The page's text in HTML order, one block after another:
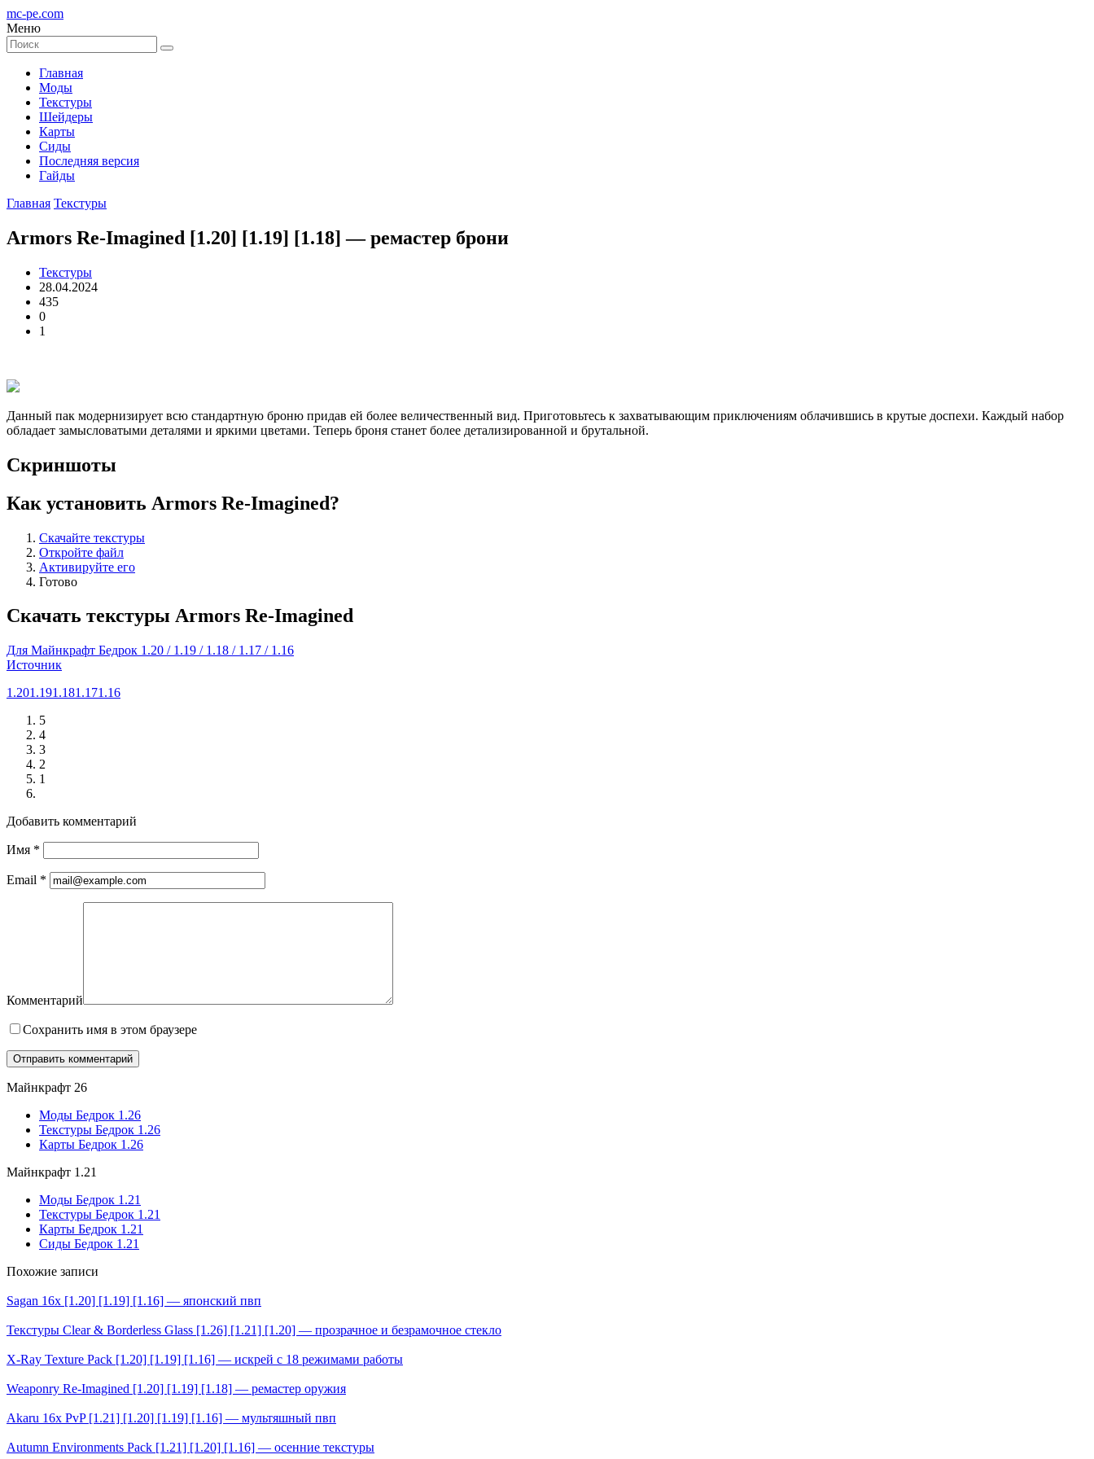
mc-pe.com
Меню
Главная
Моды
Текстуры
Шейдеры
Карты
Сиды
Последняя версия
Гайды
Главная Текстуры
Armors Re-Imagined [1.20] [1.19] [1.18] — ремастер брони
Текстуры
28.04.2024
435
0
1
Данный пак модернизирует всю стандартную броню придав ей более величественный вид. Приготовьтесь к захватывающим приключениям облачившись в крутые доспехи. Каждый набор
обладает замысловатыми деталями и яркими цветами. Теперь броня станет более детализированной и брутальной.
Скриншоты
Как установить Armors Re-Imagined?
Скачайте текстуры
Откройте файл
Активируйте его
Готово
Скачать текстуры Armors Re-Imagined
Для Майнкрафт Бедрок 1.20 / 1.19 / 1.18 / 1.17 / 1.16
Источник
1.201.191.181.171.16
5
4
3
2
1
Добавить комментарий
Имя *
Email *
Комментарий
Сохранить имя в этом браузере
Майнкрафт 26
Моды Бедрок 1.26
Текстуры Бедрок 1.26
Карты Бедрок 1.26
Майнкрафт 1.21
Моды Бедрок 1.21
Текстуры Бедрок 1.21
Карты Бедрок 1.21
Сиды Бедрок 1.21
Похожие записи
Sagan 16x [1.20] [1.19] [1.16] — японский пвп
Текстуры Clear & Borderless Glass [1.26] [1.21] [1.20] — прозрачное и безрамочное стекло
X-Ray Texture Pack [1.20] [1.19] [1.16] — искрей с 18 режимами работы
Weaponry Re-Imagined [1.20] [1.19] [1.18] — ремастер оружия
Akaru 16x PvP [1.21] [1.20] [1.19] [1.16] — мультяшный пвп
Autumn Environments Pack [1.21] [1.20] [1.16] — осенние текстуры